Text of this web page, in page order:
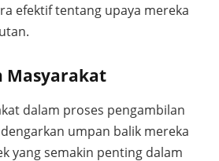
efektif tentang upaya mereka
Masyarakat
dalam proses pengambilan
umpan balik mereka
yang semakin penting dalam